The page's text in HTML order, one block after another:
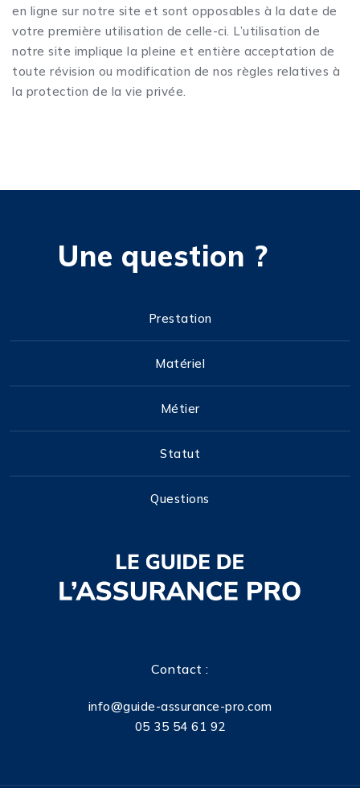
en ligne sur notre site et sont opposables à la date de
votre première utilisation de celle-ci. L’utilisation de
notre site implique la pleine et entière acceptation de
toute révision ou modification de nos règles relatives à
la protection de la vie privée.
Une question ?
Prestation
Matériel
Métier
Statut
Questions
Contact :
info@guide-assurance-pro.com
05 35 54 61 92